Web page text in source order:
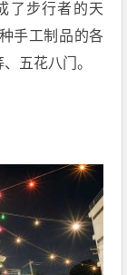
了步行者的天
手工制品的各
五花八门。